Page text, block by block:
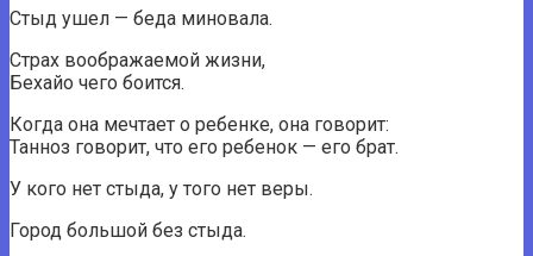
Стыд ушел — беда миновала.
Страх воображаемой жизни,
Бехайо чего боится.
Когда она мечтает о ребенке, она говорит:
Танноз говорит, что его ребенок — его брат.
У кого нет стыда, у того нет веры.
Город большой без стыда.